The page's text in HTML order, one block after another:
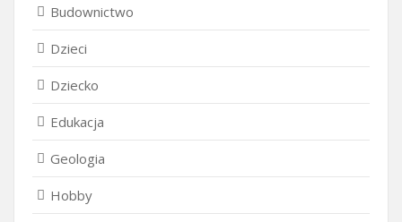
Budownictwo
Dzieci
Dziecko
Edukacja
Geologia
Hobby